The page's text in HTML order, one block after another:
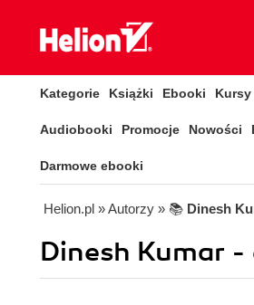
Kategorie Książki Ebooki
Audiobooki Promocje Nowości
Darmowe ebooki
Helion.pl » Autorzy » 📚 Dinesh
Dinesh Kumar -